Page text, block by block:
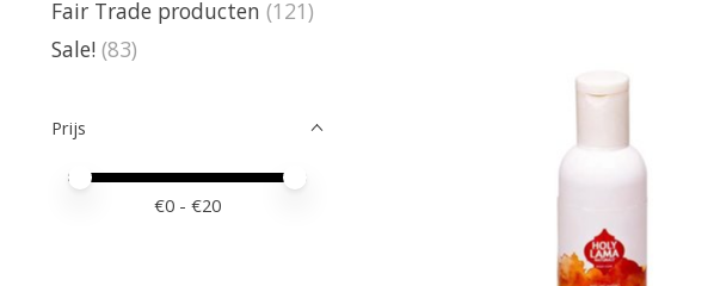
Fair Trade producten (121)
Sale! (83)
Prijs
Minimale prijswaarde
Price maximum value
€0 - €20